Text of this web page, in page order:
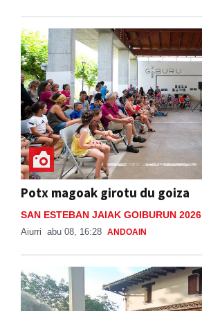
Potx magoak girotu du goiza
SAN ESTEBAN JAIAK GOIBURUN 2026
Aiurri abu 08, 16:28 ANDOAIN